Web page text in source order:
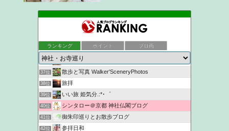
ランキング ポイント ブロ画
Get Lucky
35位 京都観光なら京都散歩道
36位 NYANKICHI MAGATAMA
37位 散歩と写真 Walker'SceneryPhotos
38位 旅拝
39位 いい旅 姫気分.:*･゜
40位 シンタロー＠京都 神社仏閣ブログ
41位 御朱印巡りとお散歩ブログ
42位 参拝日和